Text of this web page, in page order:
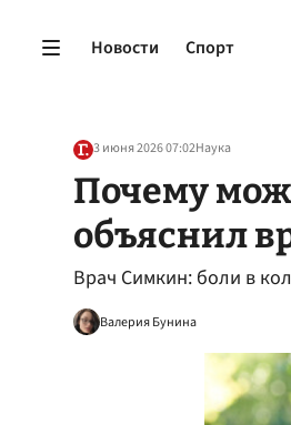
Новости Спорт
3 июня 2026 07:02Наука
Почему
объяснил
Врач Симкин: боли в
Валерия Бунина